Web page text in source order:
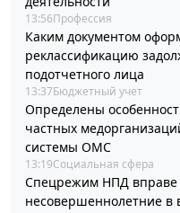
13:56Профессия
Каким документом
реклассификацию
подотчетного лица
13:37Бюджетный учет
Определены
частных
системы ОМС
13:19Социальная сфера
Спецрежим НПД вправе
несовершеннолетние в